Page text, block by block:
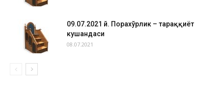
09.07.2021 й. Порахўрлик – тараққиёт
кушандаси
08.07.2021